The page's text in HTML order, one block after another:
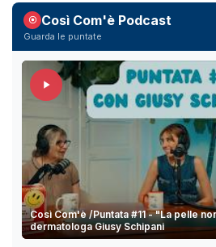
Così Com'è Podcast
Guarda le puntate
Così Com'è /Puntata #11 - "La pelle
dermatologa Giusy Schipani